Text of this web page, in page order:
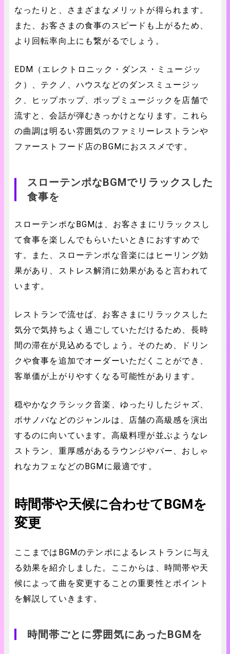
なったりと、さまざまなメリットが得られます。
また、お客さまの食事のスピードも上がるため、
より回転率向上にも繋がるでしょう。
EDM（エレクトロニック・ダンス・ミュージッ
ク）、テクノ、ハウスなどのダンスミュージッ
ク、ヒップホップ、ポップミュージックを店舗で
流すと、会話が弾むきっかけとなります。これら
の曲調は明るい雰囲気のファミリーレストランや
ファーストフード店のBGMにおススメです。
スローテンポなBGMでリラックスした
食事を
スローテンポなBGMは、お客さまにリラックスし
て食事を楽しんでもらいたいときにおすすめで
す。また、スローテンポな音楽にはヒーリング効
果があり、ストレス解消に効果があると言われて
います。
レストランで流せば、お客さまにリラックスした
気分で気持ちよく過ごしていただけるため、長時
間の滞在が見込めるでしょう。そのため、ドリン
クや食事を追加でオーダーいただくことができ、
客単価が上がりやすくなる可能性があります。
穏やかなクラシック音楽、ゆったりしたジャズ、
ボサノバなどのジャンルは、店舗の高級感を演出
するのに向いています。高級料理が並ぶようなレ
ストラン、重厚感があるラウンジやバー、おしゃ
れなカフェなどのBGMに最適です。
時間帯や天候に合わせてBGMを
変更
ここまではBGMのテンポによるレストランに与え
る効果を紹介しました。ここからは、時間帯や天
候によって曲を変更することの重要性とポイント
を解説していきます。
時間帯ごとに雰囲気にあったBGMを